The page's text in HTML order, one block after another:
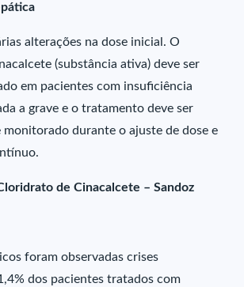
alterações na dose inicial. O
(substância ativa) deve ser
em pacientes com insuficiência
a grave e o tratamento deve ser
monitorado durante o ajuste de dose e
de Cinacalcete – Sandoz
foram observadas crises
dos pacientes tratados com